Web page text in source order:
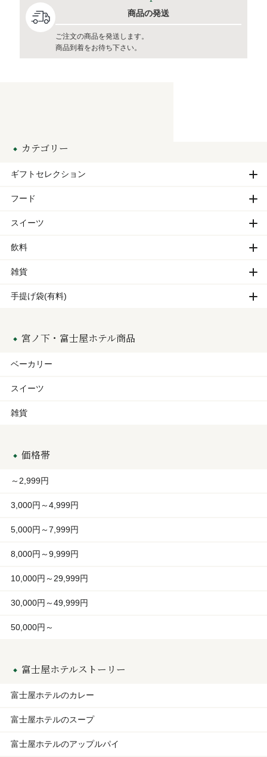
商品の発送
ご注文の商品を発送します。
商品到着をお待ち下さい。
カテゴリー
ギフトセレクション
フード
スイーツ
飲料
雑貨
手提げ袋(有料)
宮ノ下・富士屋ホテル商品
ベーカリー
スイーツ
雑貨
価格帯
～2,999円
3,000円～4,999円
5,000円～7,999円
8,000円～9,999円
10,000円～29,999円
30,000円～49,999円
50,000円～
富士屋ホテルストーリー
富士屋ホテルのカレー
富士屋ホテルのスープ
富士屋ホテルのアップルパイ